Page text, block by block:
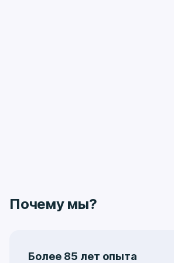
Почему мы?
Более 85 лет опыта